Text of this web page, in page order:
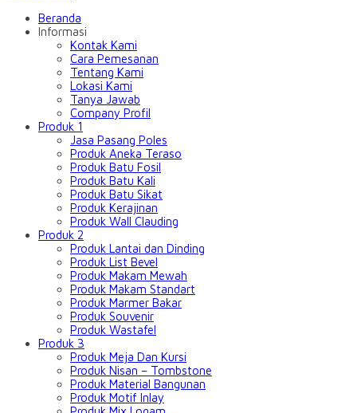
Beranda
Informasi
Kontak Kami
Cara Pemesanan
Tentang Kami
Lokasi Kami
Tanya Jawab
Company Profil
Produk 1
Jasa Pasang Poles
Produk Aneka Teraso
Produk Batu Fosil
Produk Batu Kali
Produk Batu Sikat
Produk Kerajinan
Produk Wall Clauding
Produk 2
Produk Lantai dan Dinding
Produk List Bevel
Produk Makam Mewah
Produk Makam Standart
Produk Marmer Bakar
Produk Souvenir
Produk Wastafel
Produk 3
Produk Meja Dan Kursi
Produk Nisan – Tombstone
Produk Material Bangunan
Produk Motif Inlay